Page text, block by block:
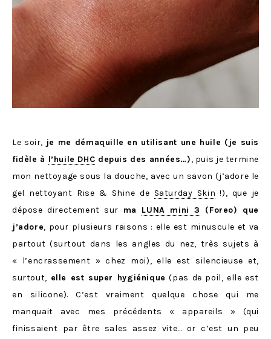
Le soir, je me démaquille en utilisant une huile (je suis
fidèle à l’huile DHC depuis des années…), puis je termine
mon nettoyage sous la douche, avec un savon (j’adore le
gel nettoyant Rise & Shine de Saturday Skin !), que je
dépose directement sur ma LUNA mini 3
(Foreo) que
j’adore, pour plusieurs raisons : elle est minuscule et va
partout (surtout dans les angles du nez, très sujets à
« l’encrassement » chez moi), elle est silencieuse et,
surtout, elle est super hygiénique (pas de poil, elle est
en silicone). C’est vraiment quelque chose qui me
manquait avec mes précédents « appareils » (qui
finissaient par être sales assez vite… or c’est un peu